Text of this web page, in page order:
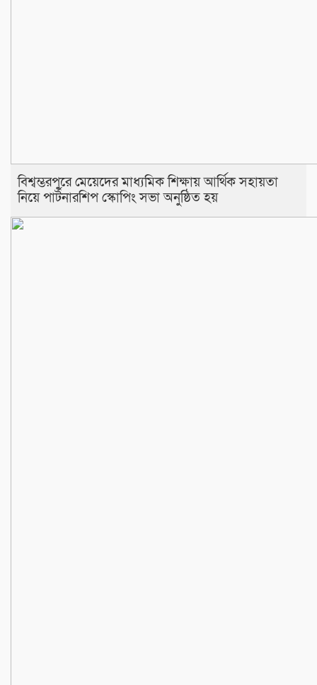
বিশ্বম্ভরপুরে মেয়েদের মাধ্যমিক শিক্ষায় আর্থিক সহায়তা
নিয়ে পার্টনারশিপ স্কোপিং সভা অনুষ্ঠিত হয়